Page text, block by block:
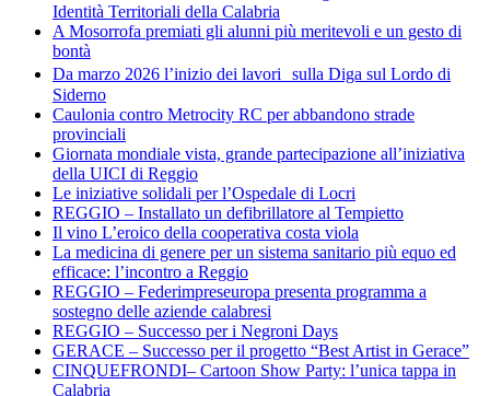
Identità Territoriali della Calabria
A Mosorrofa premiati gli alunni più meritevoli e un gesto di
bontà
Da marzo 2026 l’inizio dei lavori sulla Diga sul Lordo di
Siderno
Caulonia contro Metrocity RC per abbandono strade
provinciali
Giornata mondiale vista, grande partecipazione all’iniziativa
della UICI di Reggio
Le iniziative solidali per l’Ospedale di Locri
REGGIO – Installato un defibrillatore al Tempietto
Il vino L’eroico della cooperativa costa viola
La medicina di genere per un sistema sanitario più equo ed
efficace: l’incontro a Reggio
REGGIO – Federimpreseuropa presenta programma a
sostegno delle aziende calabresi
REGGIO – Successo per i Negroni Days
GERACE – Successo per il progetto “Best Artist in Gerace”
CINQUEFRONDI– Cartoon Show Party: l’unica tappa in
Calabria